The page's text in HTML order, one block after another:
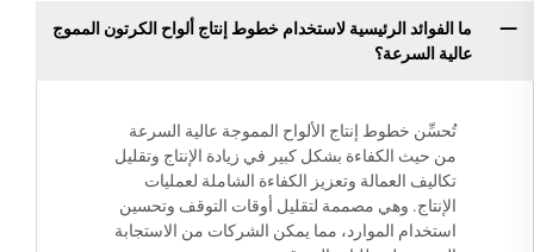
ما الفوائد الرئيسية لاستخدام خطوط إنتاج ألواح الكرتون المموج
عالية السرعة؟
تُحسِّن خطوط إنتاج الألواح المموجة عالية السرعة
من حيث الكفاءة بشكل كبير في زيادة الإنتاج وتقليل
تكاليف العمالة وتعزيز الكفاءة الشاملة لعمليات
الإنتاج. وهي مصممة لتقليل أوقات التوقف وتحسين
استخدام الموارد، مما يمكن الشركات من الاستجابة